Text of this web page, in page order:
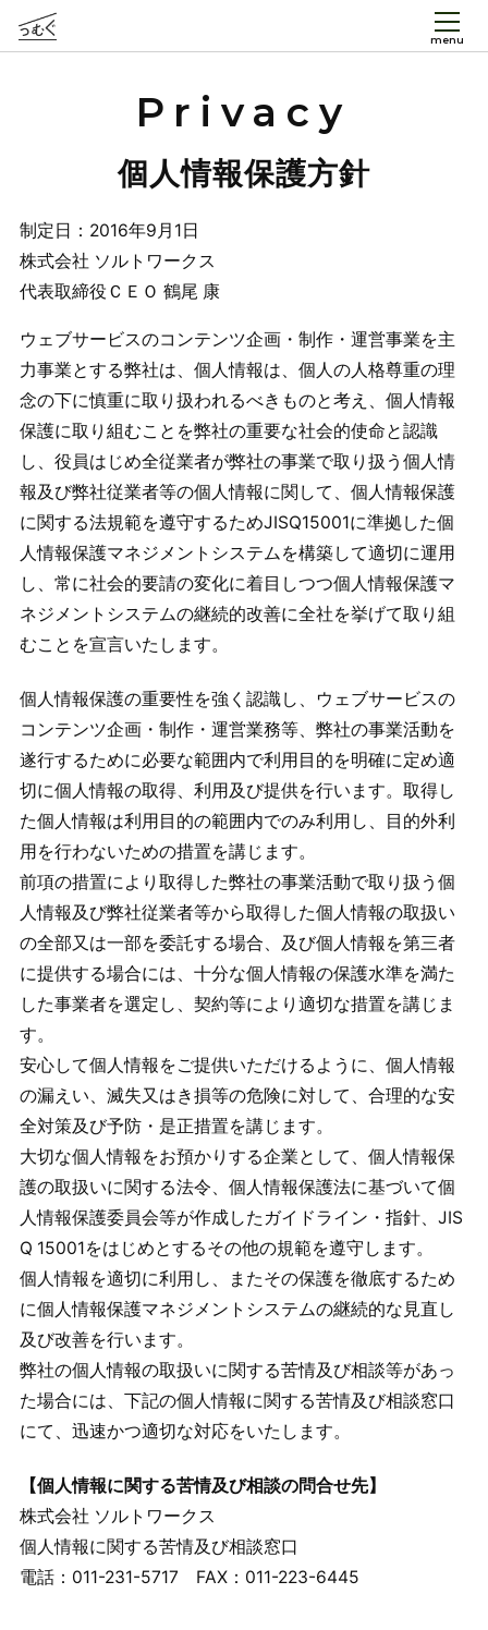
Privacy
個人情報保護方針
制定日：2016年9月1日
株式会社 ソルトワークス
代表取締役ＣＥＯ 鶴尾 康
ウェブサービスのコンテンツ企画・制作・運営事業を主
力事業とする弊社は、個人情報は、個人の人格尊重の理
念の下に慎重に取り扱われるべきものと考え、個人情報
保護に取り組むことを弊社の重要な社会的使命と認識
し、役員はじめ全従業者が弊社の事業で取り扱う個人情
報及び弊社従業者等の個人情報に関して、個人情報保護
に関する法規範を遵守するためJISQ15001に準拠した個
人情報保護マネジメントシステムを構築して適切に運用
し、常に社会的要請の変化に着目しつつ個人情報保護マ
ネジメントシステムの継続的改善に全社を挙げて取り組
むことを宣言いたします。
個人情報保護の重要性を強く認識し、ウェブサービスの
コンテンツ企画・制作・運営業務等、弊社の事業活動を
遂行するために必要な範囲内で利用目的を明確に定め適
切に個人情報の取得、利用及び提供を行います。取得し
た個人情報は利用目的の範囲内でのみ利用し、目的外利
用を行わないための措置を講じます。
前項の措置により取得した弊社の事業活動で取り扱う個
人情報及び弊社従業者等から取得した個人情報の取扱い
の全部又は一部を委託する場合、及び個人情報を第三者
に提供する場合には、十分な個人情報の保護水準を満た
した事業者を選定し、契約等により適切な措置を講じま
す。
安心して個人情報をご提供いただけるように、個人情報
の漏えい、滅失又はき損等の危険に対して、合理的な安
全対策及び予防・是正措置を講じます。
大切な個人情報をお預かりする企業として、個人情報保
護の取扱いに関する法令、個人情報保護法に基づいて個
人情報保護委員会等が作成したガイドライン・指針、JIS
Q 15001をはじめとするその他の規範を遵守します。
個人情報を適切に利用し、またその保護を徹底するため
に個人情報保護マネジメントシステムの継続的な見直し
及び改善を行います。
弊社の個人情報の取扱いに関する苦情及び相談等があっ
た場合には、下記の個人情報に関する苦情及び相談窓口
にて、迅速かつ適切な対応をいたします。
【個人情報に関する苦情及び相談の問合せ先】
株式会社 ソルトワークス
個人情報に関する苦情及び相談窓口
電話：011-231-5717 FAX：011-223-6445
menu